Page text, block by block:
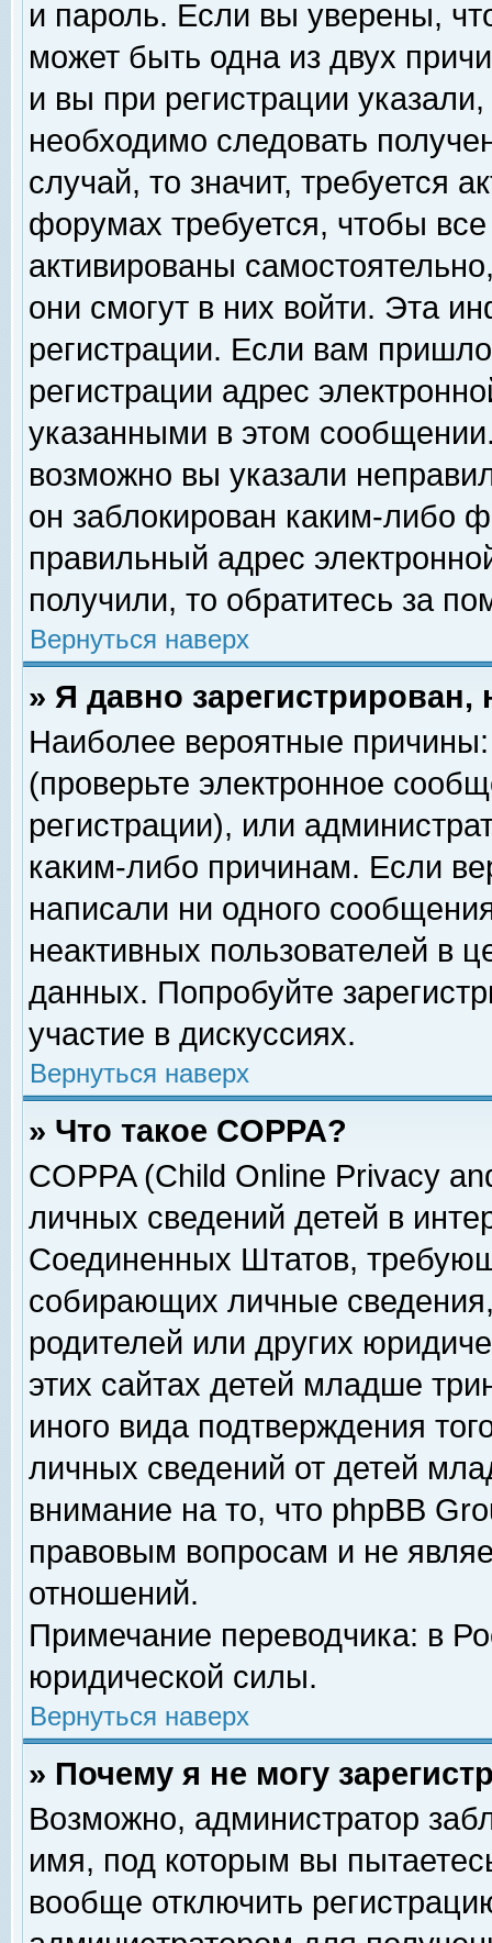
и пароль. Если вы уверены,
может быть одна из двух
и вы при регистрации
необходимо следовать
случай, то значит, требуется
форумах требуется, чтобы
активированы
они смогут в них войти. Эта
регистрации. Если вам
регистрации адрес
указанными в этом
возможно вы указали
он заблокирован каким-либо
правильный адрес
получили, то обратитесь за
Вернуться наверх
» Я давно
Наиболее вероятные
(проверьте электронное
регистрации), или
каким-либо причинам. Если
написали ни одного
неактивных пользователей в
данных. Попробуйте
участие в дискуссиях.
Вернуться наверх
» Что такое COPPA?
COPPA (Child Online Privacy
личных сведений детей в
Соединенных Штатов,
собирающих личные
родителей или других
этих сайтах детей младше
иного вида подтверждения
личных сведений от детей
внимание на то, что phpBB
правовым вопросам и не
отношений.
Примечание переводчика: в
юридической силы.
Вернуться наверх
» Почему я не могу
Возможно, администратор
имя, под которым вы
вообще отключить